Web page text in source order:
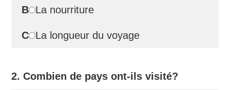
B La nourriture
C La longueur du voyage
2. Combien de pays ont-ils visité?